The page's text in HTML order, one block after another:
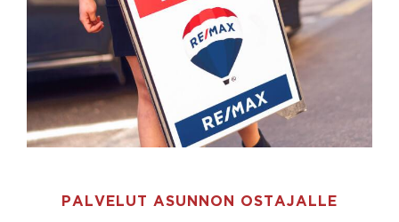
PALVELUT ASUNNON OSTAJALLE